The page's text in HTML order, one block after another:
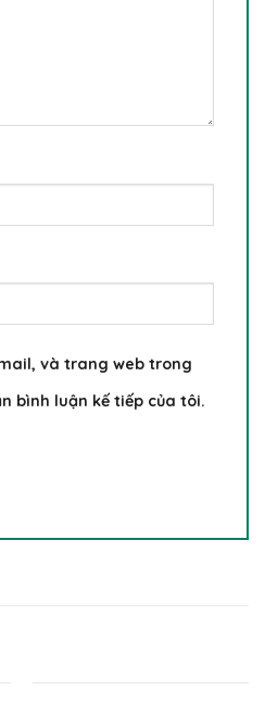
và trang web trong
bình luận kế tiếp của tôi.